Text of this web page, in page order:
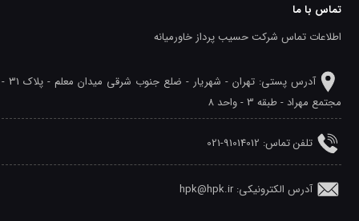
تماس با ما
اطلاعات تماس شرکت حسیب پرداز خاورمیانه
آدرس پستی: تهران - شهريار - ضلع جنوب شرقی میدان معلم - پلاک 31 -
مجتمع مهراد - طبقه 3 - واحد 8
تلفن‌ تماس: 91014012-021
آدرس الکترونیکی: hpk@hpk.ir